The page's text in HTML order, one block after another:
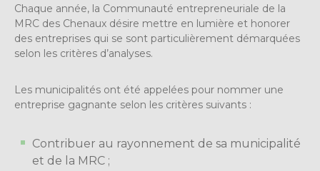
Chaque année, la Communauté entrepreneuriale de la
MRC des Chenaux désire mettre en lumière et honorer
des entreprises qui se sont particulièrement démarquées
selon les critères d’analyses.
Les municipalités ont été appelées pour nommer une
entreprise gagnante selon les critères suivants :
Contribuer au rayonnement de sa municipalité
et de la MRC ;